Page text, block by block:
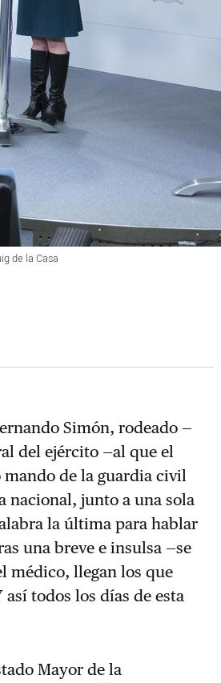
de la Casa
Simón, rodeado —
del ejército —al que el
de la guardia civil
junto a una sola
la última para hablar
una breve e insulsa —se
médico, llegan los que
todos los días de esta
Mayor de la